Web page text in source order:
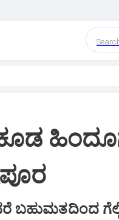
ಬಹುಮತದಿಂದ